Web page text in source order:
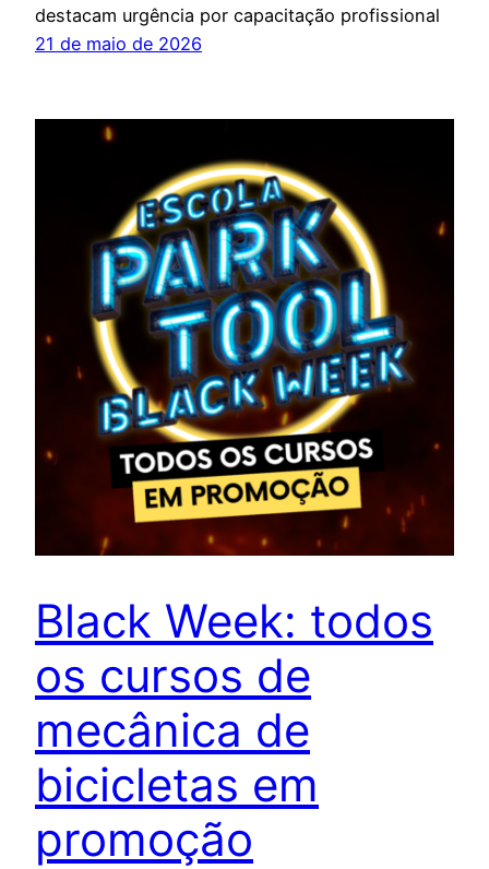
destacam urgência por capacitação profissional
21 de maio de 2026
Black Week: todos
os cursos de
mecânica de
bicicletas em
promoção